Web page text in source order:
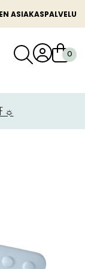
ASIAKASPALVELU
☼